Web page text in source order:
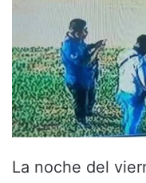
La noche del